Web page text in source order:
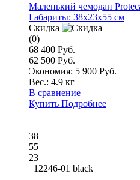
Маленький чемодан
Габариты: 38x23x55 см
Скидка
(0)
68 400 Руб.
62 500 Руб.
Экономия: 5 900 Руб.
Вес.: 4.9 кг
В сравнение
Купить Подробнее
38
55
23
12246-01 black